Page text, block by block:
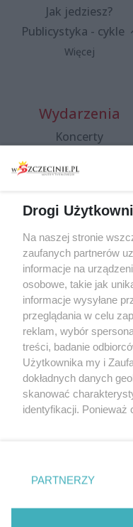
Jak jedziesz?
Publicystyka - cykle
Więcej
Wydarzenia
Koncerty
Spacery i
targi
Wernisaże
Więcej
Partnerzy
Praca Szczecin
©
Drogi
Na naszej stronie
zaufanych partnerów
informacje na
osobowe, takie jak
informacje wysyłane
przeglądania w celu
reklam, wybór
treści, badanie
Użytkownika my i
dokładnych danych
skanować
identyfikacji. Ponieważ
prywatności
. Niektóre rodzaje
takiemu przetwarzaniu.
PARTNERZY